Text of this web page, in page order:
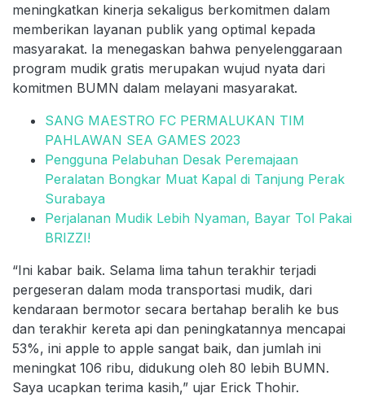
meningkatkan kinerja sekaligus berkomitmen dalam
memberikan layanan publik yang optimal kepada
masyarakat. Ia menegaskan bahwa penyelenggaraan
program mudik gratis merupakan wujud nyata dari
komitmen BUMN dalam melayani masyarakat.
SANG MAESTRO FC PERMALUKAN TIM
PAHLAWAN SEA GAMES 2023
Pengguna Pelabuhan Desak Peremajaan
Peralatan Bongkar Muat Kapal di Tanjung Perak
Surabaya
Perjalanan Mudik Lebih Nyaman, Bayar Tol Pakai
BRIZZI!
“Ini kabar baik. Selama lima tahun terakhir terjadi
pergeseran dalam moda transportasi mudik, dari
kendaraan bermotor secara bertahap beralih ke bus
dan terakhir kereta api dan peningkatannya mencapai
53%, ini apple to apple sangat baik, dan jumlah ini
meningkat 106 ribu, didukung oleh 80 lebih BUMN.
Saya ucapkan terima kasih,” ujar Erick Thohir.